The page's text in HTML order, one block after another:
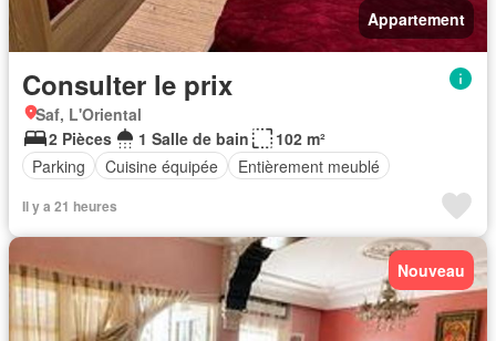
Appartement
Consulter le prix
Saf, L'Oriental
2 Pièces
1 Salle de bain
102 m²
Parking
Cuisine équipée Entièrement meublé
Il y a 21 heures
Nouveau